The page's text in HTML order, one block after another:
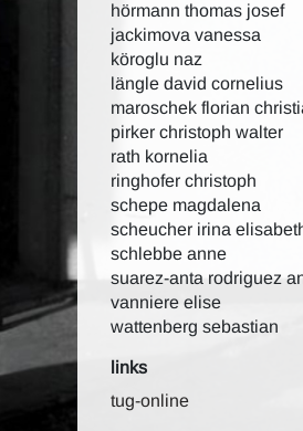
hörmann thomas josef
jackimova vanessa
köroglu naz
längle david cornelius
maroschek florian
pirker christoph walter
rath kornelia
ringhofer christoph
schepe magdalena
scheucher irina
schlebbe anne
suarez-anta rodriguez
vanniere elise
wattenberg sebastian
links
tug-online